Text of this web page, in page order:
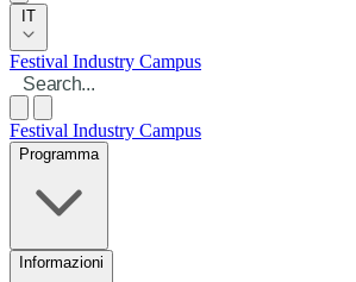
IT
Festival Industry Campus
Festival Industry Campus
Programma
Informazioni